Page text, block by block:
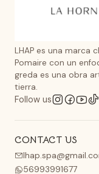
LHAP es una marca
Pomaire con un
greda es una obra
tierra.
Follow us
CONTACT US
56993991677